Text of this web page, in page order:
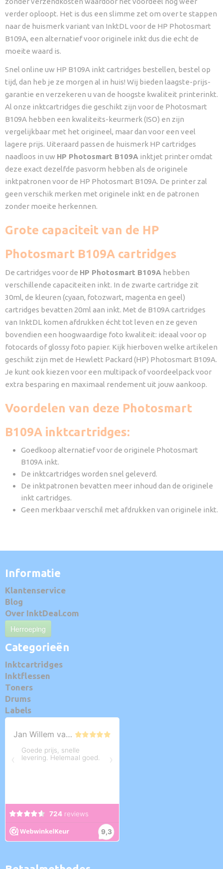
verder oploopt. Het is dus een slimme zet om over te stappen
naar de huismerk variant van InktDL voor de HP Photosmart
B109A, een alternatief voor originele inkt dus die echt de
moeite waard is.
Snel online uw HP B109A inkt cartridges bestellen, bestel op
tijd, dan heb je ze morgen al in huis! Wij bieden laagste-prijs-
garantie en verzekeren u van de hoogste kwaliteit printerinkt.
Al onze inktcartridges die geschikt zijn voor de Photosmart
B109A hebben een kwaliteits-keurmerk (ISO) en zijn
vergelijkbaar met het origineel, maar dan voor een veel
lagere prijs. Uiteraard passen de huismerk HP cartridges
naadloos in uw HP Photosmart B109A inktjet printer omdat
deze exact dezelfde pasvorm hebben als de originele
inktpatronen voor de HP Photosmart B109A. De printer zal
geen verschik merken met originele inkt en de patronen
zonder moeite herkennen.
Grote capaciteit van de HP
Photosmart B109A cartridges
De cartridges voor de HP Photosmart B109A hebben
verschillende capaciteiten inkt. In de zwarte cartridge zit
30ml, de kleuren (cyaan, fotozwart, magenta en geel)
cartridges bevatten 20ml aan inkt. Met de B109A cartridges
van InktDL komen afdrukken écht tot leven en ze geven
bovendien een hoogwaardige foto kwaliteit: ideaal voor op
fotocards of glossy foto papier. Kijk hierboven welke artikelen
geschikt zijn met de Hewlett Packard (HP) Photosmart B109A.
Je kunt ook kiezen voor een multipack of voordeelpack voor
extra besparing en maximaal rendement uit jouw aankoop.
Voordelen van deze Photosmart
B109A inktcartridges:
Goedkoop alternatief voor de originele Photosmart
B109A inkt.
De inktcartridges worden snel geleverd.
De inktpatronen bevatten meer inhoud dan de originele
inkt cartridges.
Geen merkbaar verschil met afdrukken van originele inkt.
Informatie
Klantenservice
Blog
Over InktDeal.com
Herroeping
Categorieën
Inktcartridges
Inktflessen
Toners
Drums
Labels